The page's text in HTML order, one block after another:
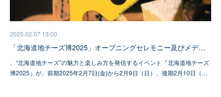
2025.02.07 13:00
「北海道地チーズ博2025」オープニングセレモニー及びメデ…
、“北海道地チーズ”の魅力と楽しみ方を発信するイベント『北海道地チーズ
博2025』が、前期2025年2月7日(金)から2月9日（日）、後期2月10日（…